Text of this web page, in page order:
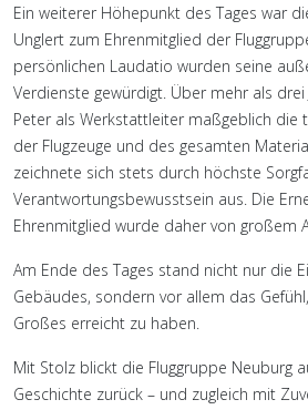
Ein weiterer Höhepunkt des Tages war
Unglert zum Ehrenmitglied der
persönlichen Laudatio wurden seine
Verdienste gewürdigt. Über mehr als
Peter als Werkstattleiter maßgeblich die
der Flugzeuge und des gesamten
zeichnete sich stets durch höchste
Verantwortungsbewusstsein aus. Die
Ehrenmitglied wurde daher von großem
Am Ende des Tages stand nicht nur die
Gebäudes, sondern vor allem das
Großes erreicht zu haben.
Mit Stolz blickt die Fluggruppe Neuburg
Geschichte zurück – und zugleich mit